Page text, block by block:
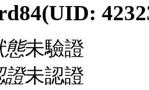
(UID:
態未驗證
證未認證